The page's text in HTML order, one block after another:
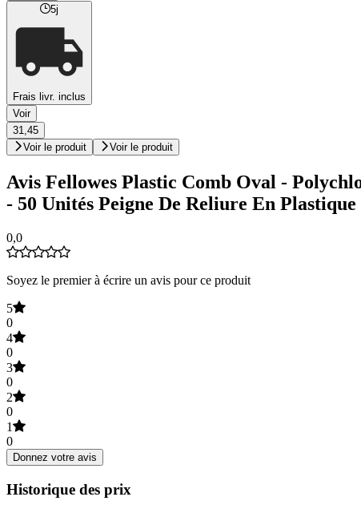
5j
Frais livr. inclus
Voir
31,45
Voir le produit
Voir le produit
Avis Fellowes Plastic Comb Oval -
- 50 Unités Peigne De Reliure En
0,0
Soyez le premier à écrire un avis pour ce produit
5
0
4
0
3
0
2
0
1
0
Donnez votre avis
Historique des prix